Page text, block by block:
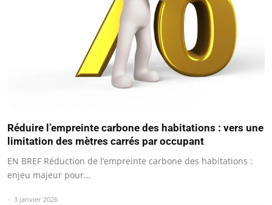
Réduire l’empreinte carbone des habitations : vers une
limitation des mètres carrés par occupant
EN BREF Réduction de l’empreinte carbone des habitations :
enjeu majeur pour…
3 janvier 2026